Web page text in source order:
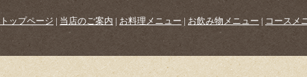
トップページ | 当店のご案内 | お料理メニュー | お飲み物メニュー | コースメ